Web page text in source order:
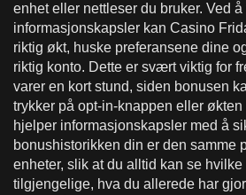
enhet eller nettleser du bruker. Ved
informasjonskapsler kan Casino
riktig økt, huske preferansene dine
riktig konto. Dette er svært viktig for
varer en kort stund, siden bonusen
trykker på opt-in-knappen eller
hjelper informasjonskapsler med å
bonushistorikken din er den samme
enheter, slik at du alltid kan se
tilgjengelige, hva du allerede har